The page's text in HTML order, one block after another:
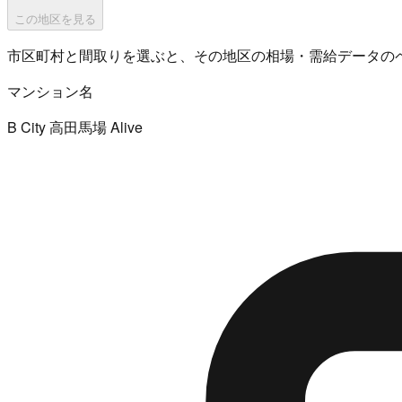
この地区を見る
市区町村と間取りを選ぶと、その地区の相場・需給データの
マンション名
B City 高田馬場 Alive